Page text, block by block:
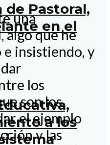
de Pastoral,
en el
a los
una
algo que he
insistiendo, y
los
son los
el ejemplo
y las